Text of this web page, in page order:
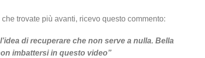
trovate più avanti, ricevo questo commento:
di recuperare che non serve a nulla. Bella
imbattersi in questo video”